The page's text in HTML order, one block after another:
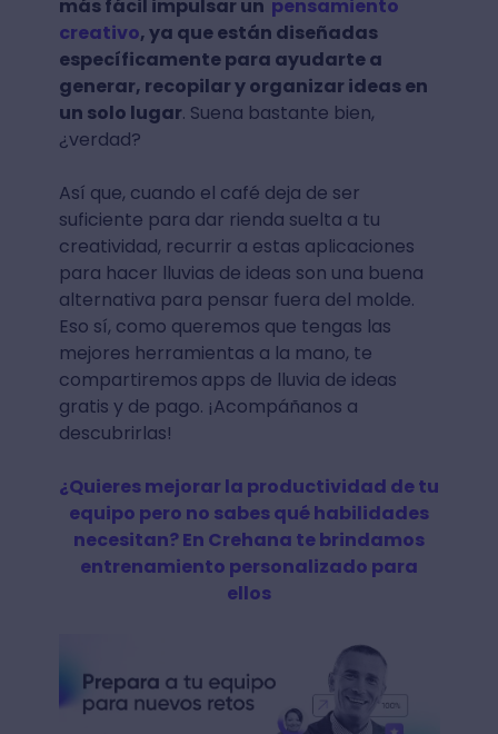
más fácil impulsar un pensamiento
creativo, ya que están diseñadas
específicamente para ayudarte a
generar, recopilar y organizar ideas en
un solo lugar. Suena bastante bien,
¿verdad?
Así que, cuando el café deja de ser
suficiente para dar rienda suelta a tu
creatividad, recurrir a estas aplicaciones
para hacer lluvias de ideas son una buena
alternativa para pensar fuera del molde.
Eso sí, como queremos que tengas las
mejores herramientas a la mano, te
compartiremos apps de lluvia de ideas
gratis y de pago. ¡Acompáñanos a
descubrirlas!
¿Quieres mejorar la productividad de tu
equipo pero no sabes qué habilidades
necesitan? En Crehana te brindamos
entrenamiento personalizado para
ellos